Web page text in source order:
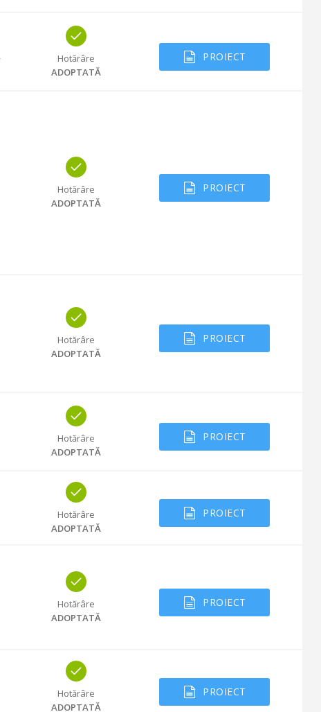
Hotărâre
ADOPTATĂ
PROIECT
Hotărâre
ADOPTATĂ
PROIECT
Hotărâre
ADOPTATĂ
PROIECT
Hotărâre
ADOPTATĂ
PROIECT
Hotărâre
ADOPTATĂ
PROIECT
Hotărâre
ADOPTATĂ
PROIECT
Hotărâre
ADOPTATĂ
PROIECT